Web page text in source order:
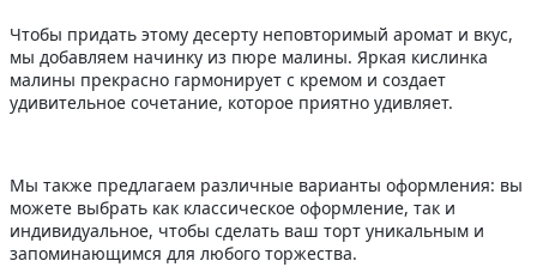
Чтобы придать этому десерту неповторимый аромат и вкус,
мы добавляем начинку из пюре малины. Яркая кислинка
малины прекрасно гармонирует с кремом и создает
удивительное сочетание, которое приятно удивляет.
Мы также предлагаем различные варианты оформления: вы
можете выбрать как классическое оформление, так и
индивидуальное, чтобы сделать ваш торт уникальным и
запоминающимся для любого торжества.